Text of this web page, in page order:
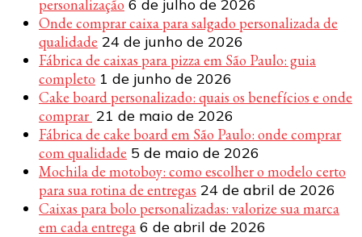
personalização 6 de julho de 2026
Onde comprar caixa para salgado personalizada de
qualidade 24 de junho de 2026
Fábrica de caixas para pizza em São Paulo: guia
completo 1 de junho de 2026
Cake board personalizado: quais os benefícios e onde
comprar 21 de maio de 2026
Fábrica de cake board em São Paulo: onde comprar
com qualidade 5 de maio de 2026
Mochila de motoboy: como escolher o modelo certo
para sua rotina de entregas 24 de abril de 2026
Caixas para bolo personalizadas: valorize sua marca
em cada entrega 6 de abril de 2026